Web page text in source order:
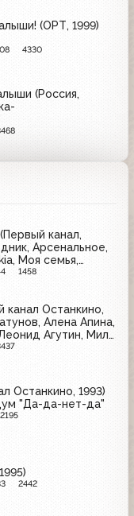
(ОРТ, 1999)
4330
(Россия,
канал,
Арсенальное,
Моя семья,
жемчуг,
1458
канал Останкино,
Алена Апина,
Агутин, Мила
Малинин
Останкино, 1993)
"Да-да-нет-да"
2195
2442